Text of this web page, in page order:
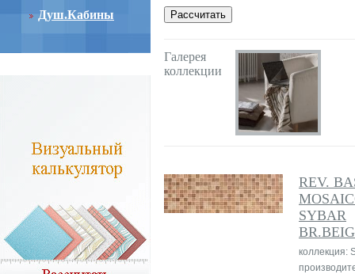
Душ.Кабины
Галерея
коллекции
REV.
SYBAR
коллекция: